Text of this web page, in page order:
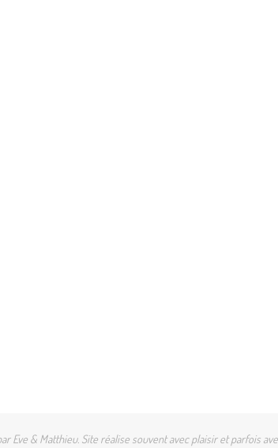
Eve & Matthieu. Site réalise souvent avec plaisir et parfois